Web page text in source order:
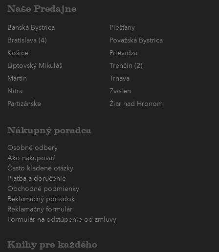
Naše Predajne
Banská Bystrica
Piešťany
Bratislava (4)
Považská Bystrica
Košice
Prievidza
Liptovský Mikuláš
Trenčín (2)
Martin
Trnava
Nitra
Zvolen
Partizánske
Žiar nad Hronom
Nákupný poradca
Osobné odbery
Ako nakupovať
Často kladené otázky
Platba a doručenie
Obchodné podmienky
Reklamačný poriadok
Reklamačný formulár
Formulár na odstúpenie od zmluvy
Knihy pre každého